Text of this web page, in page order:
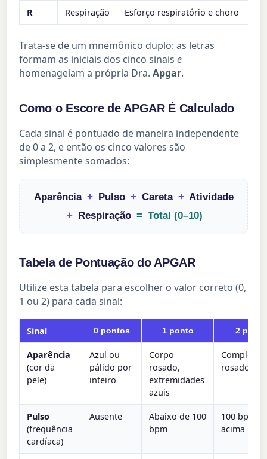
R Respiração Esforço respiratório e choro
Trata-se de um mnemônico duplo: as letras
formam as iniciais dos cinco sinaise
homenageiam a própria Dra.Apgar.
Como o Escore de APGAR É Calculado
Cada sinal é pontuado de maneira independente
de 0 a 2, e então os cinco valores são
simplesmente somados:
Aparência + Pulso + Careta + Atividade
+
Respiração = Total (0–10)
Tabela de Pontuação do APGAR
Utilize esta tabela para escolher o valor correto (0,
1 ou 2) para cada sinal:
Sinal 0 pontos 1 ponto 2
Aparência
(cor da
pele)
Azul ou
pálido por
inteiro
Corpo
rosado,
extremidades
azuis
rosado
Pulso
(frequência
cardíaca)
Ausente
Abaixo de 100
bpm
100 bpm
acima